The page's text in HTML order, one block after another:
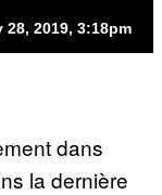
28, 2019, 3:18pm
dans
la dernière